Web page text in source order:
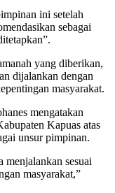
ini setelah
sebagai
yang diberikan,
dijalankan dengan
masyarakat.
mengatakan
Kapuas atas
unsur pimpinan.
menjalankan sesuai
masyarakat,”